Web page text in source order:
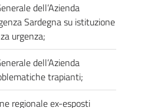
dell’Azienda
Sardegna su istituzione
urgenza;
dell’Azienda
trapianti;
regionale ex-esposti